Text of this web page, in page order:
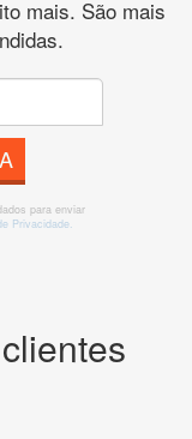
mais. São mais
para enviar
Privacidade.